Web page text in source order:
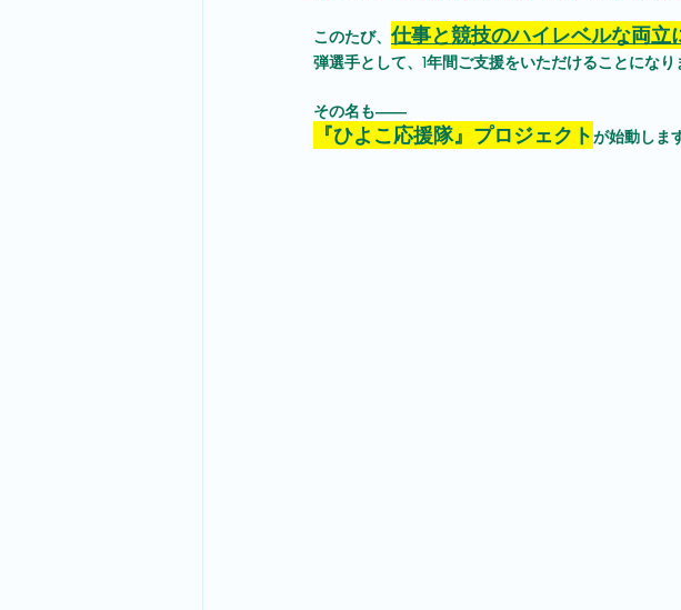
このたび、仕事と競技のハイレベルな両
弾選手として、1年間ご支援をいただけることになり
その名も――
『ひよこ応援隊』プロジェクトが始動しま